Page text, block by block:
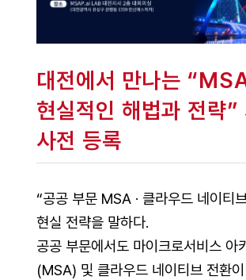
대전에서 만나는
현실적인 해법과 전략”
사전 등록
“공공 부문 MSA · 클라우드 네이티
현실 전략을 말하다.
공공 부문에서도 마이크로서비스 아
(MSA) 및 클라우드 네이티브 전환